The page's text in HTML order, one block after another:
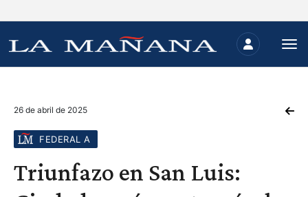
26 de abril de 2025
FEDERAL A
Triunfazo en San Luis: